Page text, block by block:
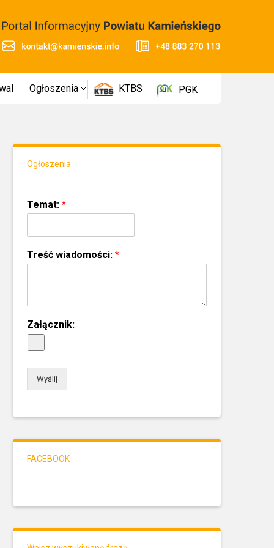
Ogłoszenia KTBS PGK
Ogłoszenia
Temat: *
Treść wiadomości: *
Załącznik:
Wyślij
FACEBOOK